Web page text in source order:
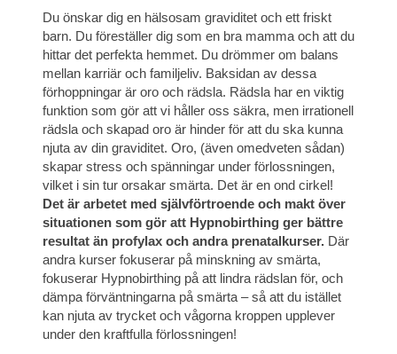
Du önskar dig en hälsosam graviditet och ett friskt
barn. Du föreställer dig som en bra mamma och att du
hittar det perfekta hemmet. Du drömmer om balans
mellan karriär och familjeliv. Baksidan av dessa
förhoppningar är oro och rädsla. Rädsla har en viktig
funktion som gör att vi håller oss säkra, men irrationell
rädsla och skapad oro är hinder för att du ska kunna
njuta av din graviditet. Oro, (även omedveten sådan)
skapar stress och spänningar under förlossningen,
vilket i sin tur orsakar smärta. Det är en ond cirkel!
Det är arbetet med självförtroende och makt över
situationen som gör att Hypnobirthing ger bättre
resultat än profylax och andra prenatalkurser.Där
andra kurser fokuserar på minskning av smärta,
fokuserar Hypnobirthing på att lindra rädslan för, och
dämpa förväntningarna på smärta – så att du istället
kan njuta av trycket och vågorna kroppen upplever
under den kraftfulla förlossningen!